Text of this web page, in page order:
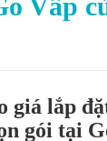
giá lắp
gói tại